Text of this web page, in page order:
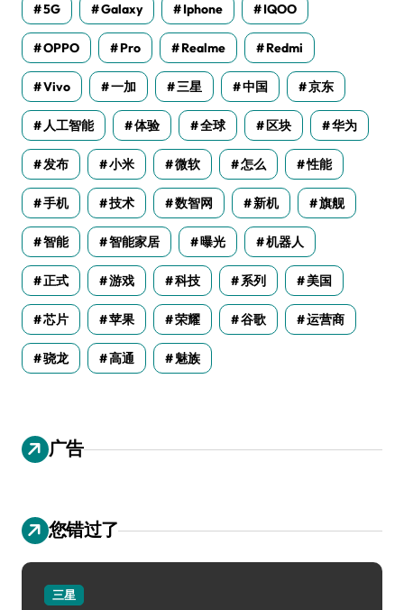
5G Galaxy Iphone IQOO
OPPO Pro Realme Redmi
Vivo 一加 三星 中国 京东
人工智能 体验 全球 区块 华为
发布 小米 微软 怎么 性能
手机 技术 数智网 新机 旗舰
智能 智能家居 曝光 机器人
正式 游戏 科技 系列 美国
芯片 苹果 荣耀 谷歌 运营商
骁龙 高通 魅族
广告
您错过了
三星